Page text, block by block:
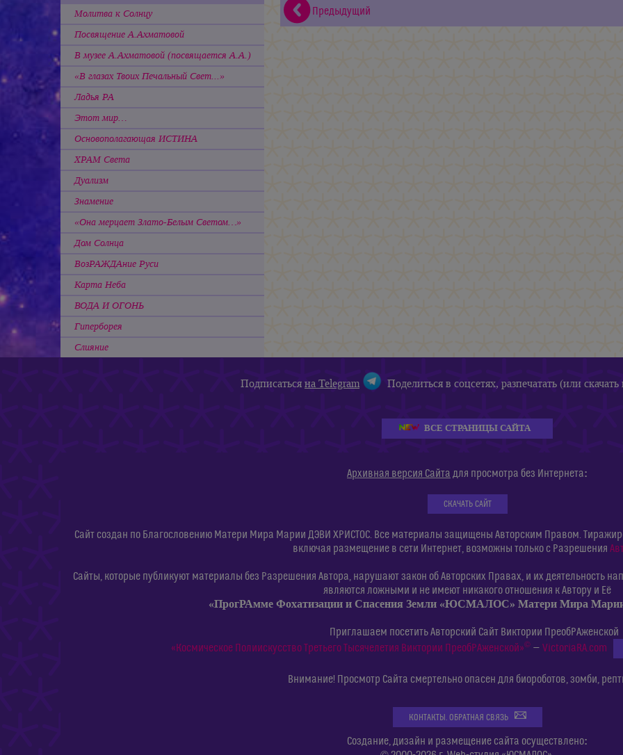
Молитва к Солнцу
Посвящение А.Ахматовой
В музее А.Ахматовой (посвящается А.А.)
«В глазах Твоих Печальный Свет...»
Ладья РА
Этот мир…
Основополагающая ИСТИНА
ХРАМ Света
Дуализм
Знамение
«Она мерцает Злато-Белым Светом…»
Дом Солнца
ВозРАЖДАние Руси
Карта Неба
ВОДА И ОГОНЬ
Гиперборея
Слияние
Предыдущий
Подписатьсяна Telegram Поделиться в соцсетях, разпечатать (или
ВСЕ СТРАНИЦЫ САЙТА
Архивная версия Сайта для просмотра без Интернета:
СКАЧАТЬ САЙТ
Сайт создан по Благословению Матери Мира Марии ДЭВИ ХРИСТОС. Все материалы защищены Авторским Правом.
включая размещение в сети Интернет, возможны только с Разрешения
Сайты, которые публикуют материалы без Разрешения Автора, нарушают закон об Авторских Правах, и их деятельность
являются ложными и не имеют никакого отношения к Автору и Её
«ПрогРАмме Фохатизации и Спасения Земли «ЮСМАЛОС» Матери Мира
Приглашаем посетить Авторский Сайт Виктории ПреобРАженской
«Космическое Полиискусство Третьего Тысячелетия Виктории ПреобРАженской»© — VictoriaRA.com
Внимание! Просмотр Сайта смертельно опасен для биороботов, зомби,
КОНТАКТЫ. ОБРАТНАЯ СВЯЗЬ
Создание, дизайн и размещение сайта осуществлено: